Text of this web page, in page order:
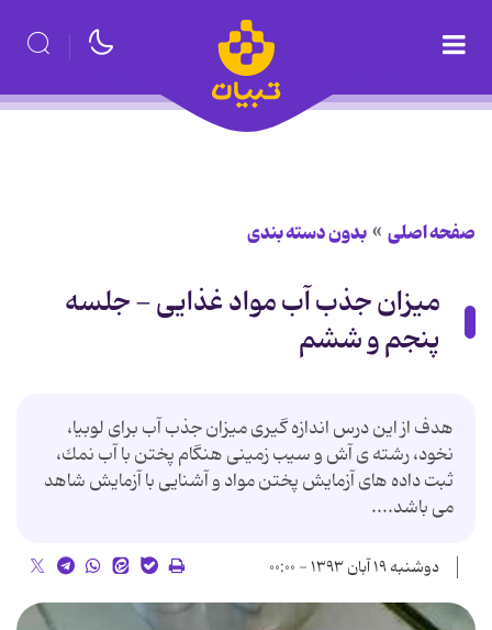
صفحه اصلی بدون دسته بندی
میزان جذب آب مواد غذایی - جلسه
پنجم و ششم
هدف از این درس اندازه گیری میزان جذب آب برای لوبیا،
نخود، رشته ی آش و سیب زمینی هنگام پختن با آب نمك،
ثبت داده های آزمایش پختن مواد و آشنایی با آزمایش شاهد
می باشد....
دوشنبه ۱۹ آبان ۱۳۹۳ - ۰۰:۰۰